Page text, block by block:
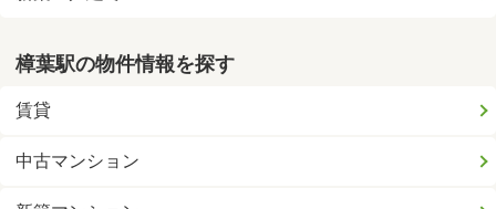
樟葉駅の物件情報を探す
賃貸
中古マンション